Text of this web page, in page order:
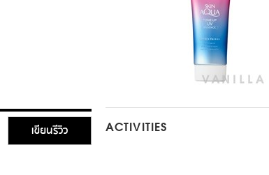
เขียนรีวิว ACTIVITIES